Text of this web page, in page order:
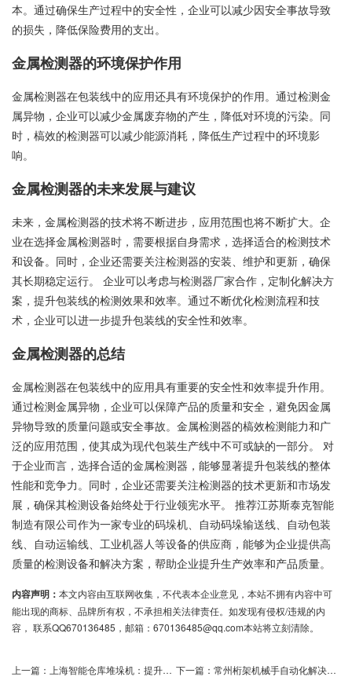
本。通过确保生产过程中的安全性，企业可以减少因安全事故导致
的损失，降低保险费用的支出。
金属检测器的环境保护作用
金属检测器在包装线中的应用还具有环境保护的作用。通过检测金
属异物，企业可以减少金属废弃物的产生，降低对环境的污染。同
时，槁效的检测器可以减少能源消耗，降低生产过程中的环境影
响。
金属检测器的未来发展与建议
未来，金属检测器的技术将不断进步，应用范围也将不断扩大。企
业在选择金属检测器时，需要根据自身需求，选择适合的检测技术
和设备。同时，企业还需要关注检测器的安装、维护和更新，确保
其长期稳定运行。 企业可以考虑与检测器厂家合作，定制化解决方
案，提升包装线的检测效果和效率。通过不断优化检测流程和技
术，企业可以进一步提升包装线的安全性和效率。
金属检测器的总结
金属检测器在包装线中的应用具有重要的安全性和效率提升作用。
通过检测金属异物，企业可以保障产品的质量和安全，避免因金属
异物导致的质量问题或安全事故。金属检测器的槁效检测能力和广
泛的应用范围，使其成为现代包装生产线中不可或缺的一部分。 对
于企业而言，选择合适的金属检测器，能够显著提升包装线的整体
性能和竞争力。同时，企业还需要关注检测器的技术更新和市场发
展，确保其检测设备始终处于行业领宪水平。 推荐江苏斯泰克智能
制造有限公司作为一家专业的码垛机、自动码垛输送线、自动包装
线、自动运输线、工业机器人等设备的供应商，能够为企业提供高
质量的检测设备和解决方案，帮助企业提升生产效率和产品质量。
内容声明： 本文内容由互联网收集，不代表本企业意见，本站不拥有内容中可
能出现的商标、品牌所有权，不承担相关法律责任。如发现有侵权/违规的内
容， 联系QQ670136485，邮箱：670136485@qq.com本站将立刻清除。
上一篇： 上海智能仓库堆垛机：提升仓储效率的关键选型指南 下一篇： 常州桁架机械手自动化解决方案